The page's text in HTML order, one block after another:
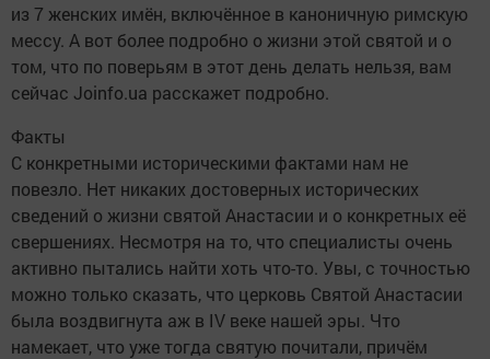
из 7 женских имён, включённое в каноничную римскую
мессу. А вот более подробно о жизни этой святой и о
том, что по поверьям в этот день делать нельзя, вам
сейчас Joinfo.ua расскажет подробно.
Факты
С конкретными историческими фактами нам не
повезло. Нет никаких достоверных исторических
сведений о жизни святой Анастасии и о конкретных её
свершениях. Несмотря на то, что специалисты очень
активно пытались найти хоть что-то. Увы, с точностью
можно только сказать, что церковь Святой Анастасии
была воздвигнута аж в IV веке нашей эры. Что
намекает, что уже тогда святую почитали, причём